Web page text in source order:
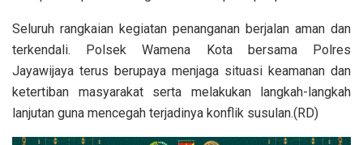
Seluruh rangkaian kegiatan penanganan berjalan aman dan
terkendali. Polsek Wamena Kota bersama Polres
Jayawijaya terus berupaya menjaga situasi keamanan dan
ketertiban masyarakat serta melakukan langkah-langkah
lanjutan guna mencegah terjadinya konflik susulan.(RD)